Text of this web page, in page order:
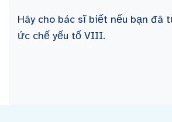
Hãy cho bác sĩ biết nếu bạn đã
ức chế yếu tố VIII.